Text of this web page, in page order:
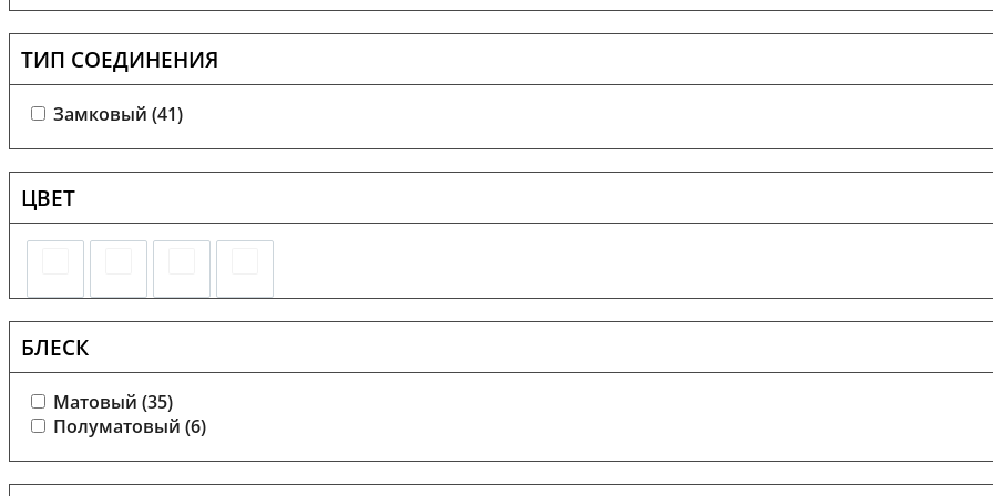
ТИП СОЕДИНЕНИЯ
Замковый (41)
ЦВЕТ
БЛЕСК
Матовый (35)
Полуматовый (6)